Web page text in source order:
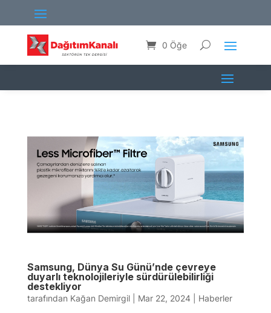
0 Öğe
Samsung, Dünya Su Günü’nde çevreye
duyarlı teknolojileriyle sürdürülebilirliği
destekliyor
tarafından Kağan Demirgil| Mar 22, 2024| Haberler